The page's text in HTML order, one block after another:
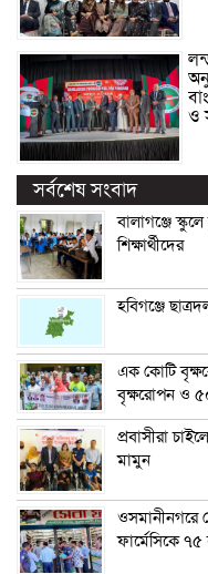
ও
সর্বশেষ সংবাদ
বালাগঞ্জে
শিক্ষার্থীদের
হবিগঞ্জে
এক কোটি
বৃক্ষরোপন ও
প্রবাসীরা
মামুন
ওসমানীনগরে
ফার্মেসিকে ৭৫